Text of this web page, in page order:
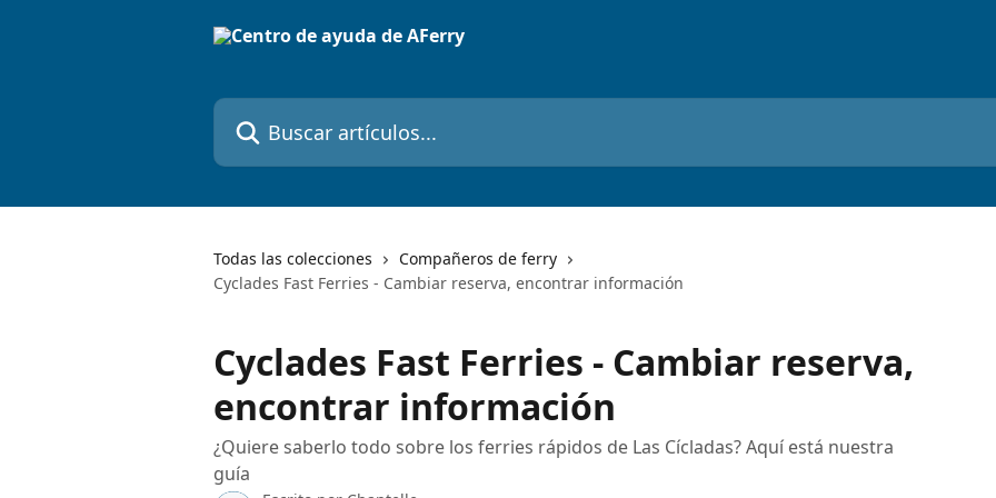
Buscar artículos...
Todas las colecciones
Compañeros de ferry
Cyclades Fast Ferries - Cambiar reserva, encontrar información
Cyclades Fast Ferries - Cambiar reserva,
encontrar información
¿Quiere saberlo todo sobre los ferries rápidos de Las Cícladas? Aquí está nuestra
guía